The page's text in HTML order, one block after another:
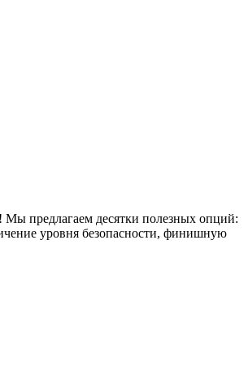
Мы предлагаем десятки полезных опций:
уровня безопасности, финишную